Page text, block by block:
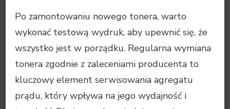
Po zamontowaniu nowego tonera, warto
wykonać testową wydruk, aby upewnić się, że
wszystko jest w porządku. Regularna wymiana
tonera zgodnie z zaleceniami producenta to
kluczowy element serwisowania agregatu
prądu, który wpływa na jego wydajność i